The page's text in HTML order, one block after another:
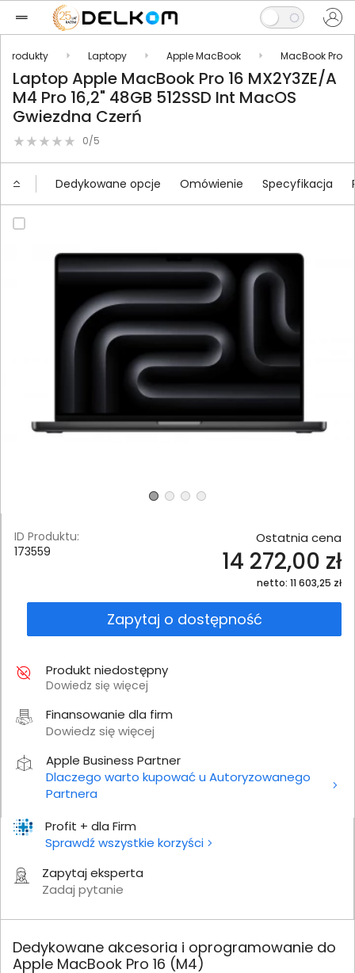
Produkty Laptopy Apple MacBook MacBook Pro
Laptop Apple MacBook Pro 16 MX2Y3ZE/A
M4 Pro 16,2" 48GB 512SSD Int MacOS
Gwiezdna Czerń
0/5
Dedykowane opcje Omówienie Specyfikacja
Profit + dla Firm
Sprawdź wszystkie korzyści
Zapytaj eksperta
Zadaj pytanie
ID Produktu:
173559
Ostatnia cena
14 272,00 zł
netto: 11 603,25 zł
Zapytaj o dostępność
Produkt niedostępny
Dowiedz się więcej
Finansowanie dla firm
Dowiedz się więcej
Apple Business Partner
Dlaczego warto kupować u Autoryzowanego
Partnera
Dedykowane akcesoria i oprogramowanie do
Apple MacBook Pro 16 (M4)